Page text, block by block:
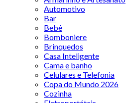
Automotivo
Bar
Bebê
Bomboniere
Brinquedos
Casa Inteligente
Cama e banho
Celulares e Telefonia
Copa do Mundo 2026
Cozinha